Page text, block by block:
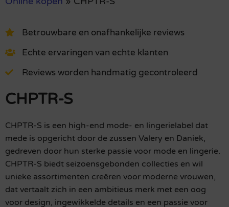
Betrouwbare en onafhankelijke reviews
Echte ervaringen van echte klanten
Reviews worden handmatig gecontroleerd
CHPTR-S
CHPTR-S is een high-end mode- en lingerielabel dat
mede is opgericht door de zussen Valery en Daniek,
gedreven door hun sterke passie voor mode en lingerie.
CHPTR-S biedt seizoensgebonden collecties en wil
unieke assortimenten creëren voor moderne vrouwen,
dat vertaalt zich in een ambitieus merk met een oog
voor design, ingewikkelde details en een passie voor